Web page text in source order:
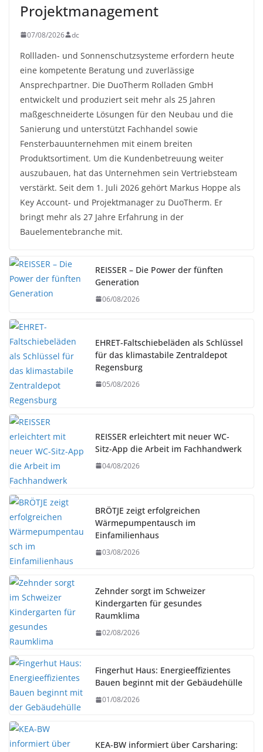
Projektmanagement
07/08/2026 dc
Rollladen- und Sonnenschutzsysteme erfordern heute
eine kompetente Beratung und zuverlässige
Ansprechpartner. Die DuoTherm Rolladen GmbH
entwickelt und produziert seit mehr als 25 Jahren
maßgeschneiderte Lösungen für den Neubau und die
Sanierung und unterstützt Fachhandel sowie
Fensterbauunternehmen mit einem breiten
Produktsortiment. Um die Kundenbetreuung weiter
auszubauen, hat das Unternehmen sein Vertriebsteam
verstärkt. Seit dem 1. Juli 2026 gehört Markus Hoppe als
Key Account- und Projektmanager zu DuoTherm. Er
bringt mehr als 27 Jahre Erfahrung in der
Bauelementebranche mit.
REISSER – Die Power der fünften
Generation
06/08/2026
EHRET-Faltschiebeläden als Schlüssel
für das klimastabile Zentraldepot
Regensburg
05/08/2026
REISSER erleichtert mit neuer WC-
Sitz-App die Arbeit im Fachhandwerk
04/08/2026
BRÖTJE zeigt erfolgreichen
Wärmepumpentausch im
Einfamilienhaus
03/08/2026
Zehnder sorgt im Schweizer
Kindergarten für gesundes
Raumklima
02/08/2026
Fingerhut Haus: Energieeffizientes
Bauen beginnt mit der Gebäudehülle
01/08/2026
KEA-BW informiert über Carsharing: